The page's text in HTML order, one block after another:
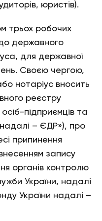
юристів).
трьох робочих
до державного
для державної
Своєю чергою,
нотаріус вносить
реєстру
підприємців та
– ЄДР»), про
припинення
запису
органів контролю
України, надалі
України надалі –